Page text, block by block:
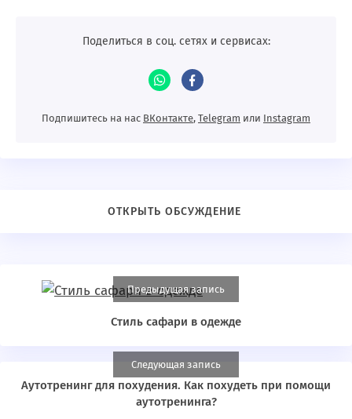
Поделиться в соц. сетях и сервисах:
Подпишитесь на нас ВКонтакте, Telegram или Instagram
Предыдущая запись
Стиль сафари в одежде
Следующая запись
Аутотренинг для похудения. Как похудеть при помощи
аутотренинга?